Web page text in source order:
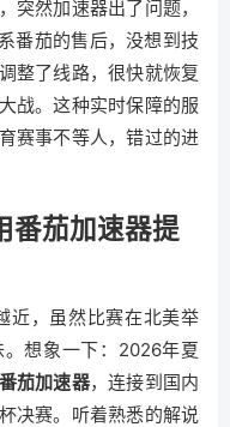
突然加速器出了问题，
番茄的售后，没想到技
整了线路，很快就恢复
战。这种实时保障的服
赛事不等人，错过的进
番茄加速器提
近，虽然比赛在北美举
想象一下：2026年夏
番茄加速器，连接到国内
决赛。听着熟悉的解说